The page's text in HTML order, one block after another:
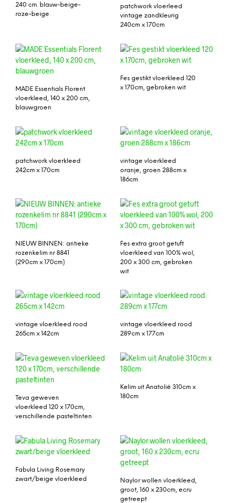
240 cm. blauw-beige-
roze-beige
patchwork vloerleed
vintage zandkleurig
240cm x 170cm
MADE Essentials Florent
vloerkleed, 140 x 200 cm,
blauwgroen
Fes gestikt vloerkleed 120
x 170cm, gebroken wit
patchwork vloerkleed
242cm x 170cm
vintage vloerkleed
oranje, groen 288cm x
186cm
NIEUW BINNEN: antieke
rozenkelim nr 8841
(290cm x 170cm)
Fes extra groot getuft
vloerkleed van 100% wol,
200 x 300 cm, gebroken
wit
vintage vloerkleed rood
265cm x 142cm
vintage vloerkleed rood
289cm x 177cm
Teva geweven
vloerkleed 120 x 170cm,
verschillende pasteltinten
Kelim uit Anatolië 310cm x
180cm
Fabula Living Rosemary
zwart/beige vloerkleed
Naylor wollen vloerkleed,
groot, 160 x 230cm, ecru
getreept